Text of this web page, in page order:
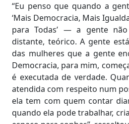
“Eu penso que quando a
‘Mais Democracia, Mais
para Todas’ — a gente
distante, teórico. A gente
das mulheres que a gente
Democracia, para mim,
é executada de verdade.
atendida com respeito num
ela tem com quem contar
quando ela pode trabalhar,